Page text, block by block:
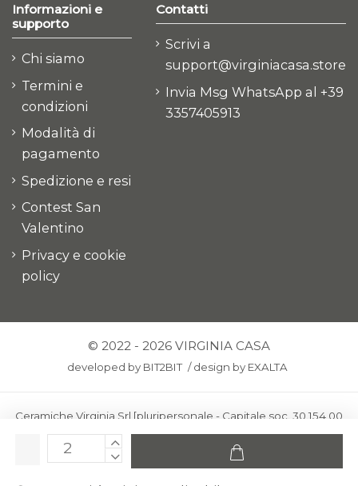
Informazioni e
supporto
Chi siamo
Termini e
condizioni
Modalità di
pagamento
Spedizione e resi
Contest San
Valentino
Privacy e cookie
policy
Contatti
Scrivi a
support@virginiacasa.store
Invia Msg WhatsApp al +39
3357405913
© 2022 - 2026 VIRGINIA CASA
developed by BIT2BIT /design by EXALTA
Ceramiche Virginia Srl [pluripersonale - Capitale soc. 30.154,00
euro i.v.] - Via Virginio 378 – 50025 Montespertoli, loc. Anselmo